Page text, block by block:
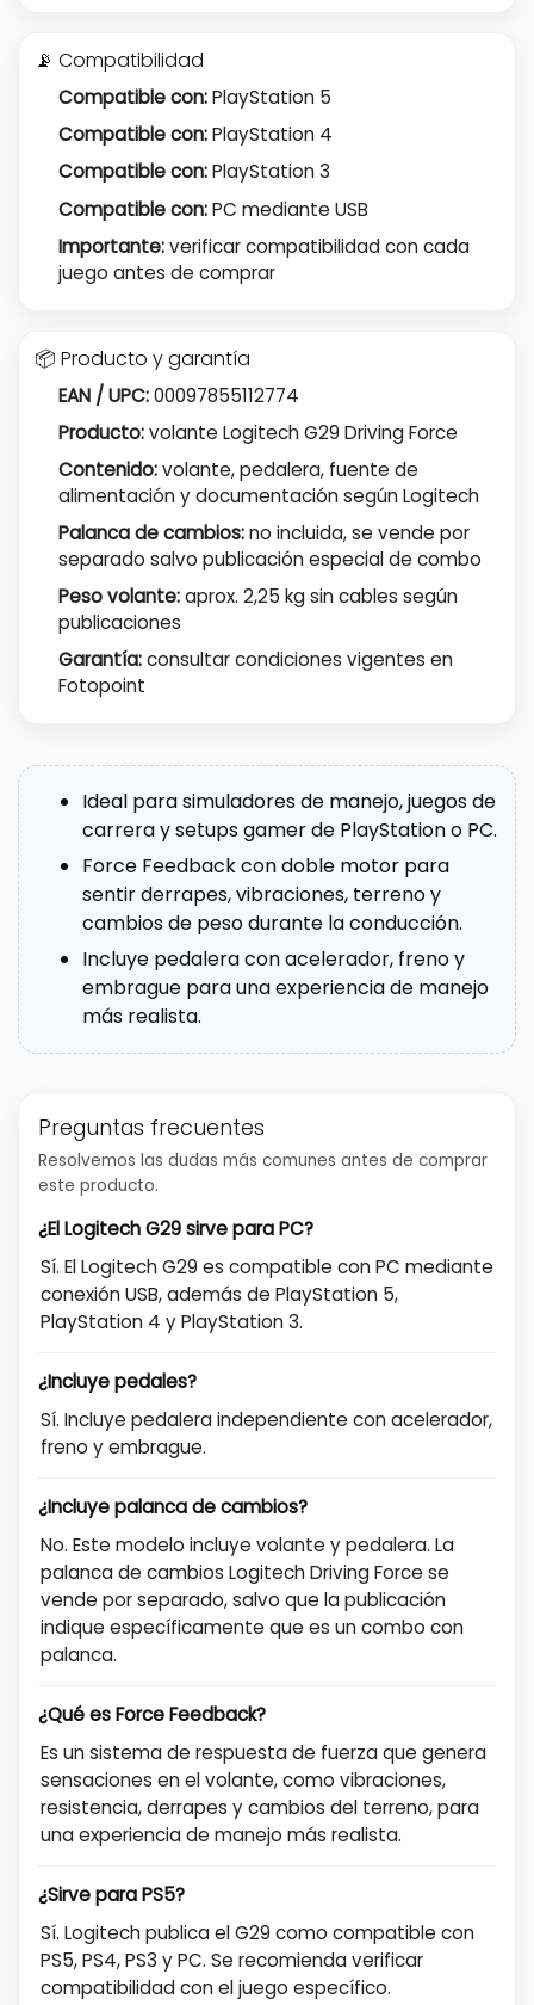
📡 Compatibilidad
Compatible con:PlayStation 5
Compatible con:PlayStation 4
Compatible con:PlayStation 3
Compatible con:PC mediante USB
Importante:verificar compatibilidad con cada
juego antes de comprar
📦 Producto y garantía
EAN / UPC:00097855112774
Producto:volante Logitech G29 Driving Force
Contenido:volante, pedalera, fuente de
alimentación y documentación según Logitech
Palanca de cambios:no incluida, se vende por
separado salvo publicación especial de combo
Peso volante:aprox. 2,25 kg sin cables según
publicaciones
Garantía:consultar condiciones vigentes en
Fotopoint
Ideal para simuladores de manejo, juegos de
carrera y setups gamer de PlayStation o PC.
Force Feedback con doble motor para
sentir derrapes, vibraciones, terreno y
cambios de peso durante la conducción.
Incluye pedalera con acelerador, freno y
embrague para una experiencia de manejo
más realista.
Preguntas frecuentes
Resolvemos las dudas más comunes antes de comprar
este producto.
¿El Logitech G29 sirve para PC?
Sí. El Logitech G29 es compatible con PC mediante
conexión USB, además de PlayStation 5,
PlayStation 4 y PlayStation 3.
¿Incluye pedales?
Sí. Incluye pedalera independiente con acelerador,
freno y embrague.
¿Incluye palanca de cambios?
No. Este modelo incluye volante y pedalera. La
palanca de cambios Logitech Driving Force se
vende por separado, salvo que la publicación
indique específicamente que es un combo con
palanca.
¿Qué es Force Feedback?
Es un sistema de respuesta de fuerza que genera
sensaciones en el volante, como vibraciones,
resistencia, derrapes y cambios del terreno, para
una experiencia de manejo más realista.
¿Sirve para PS5?
Sí. Logitech publica el G29 como compatible con
PS5, PS4, PS3 y PC. Se recomienda verificar
compatibilidad con el juego específico.